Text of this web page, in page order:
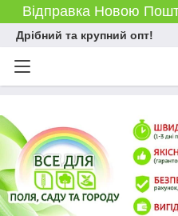
Відправка Новою
Дрібний та крупний опт!